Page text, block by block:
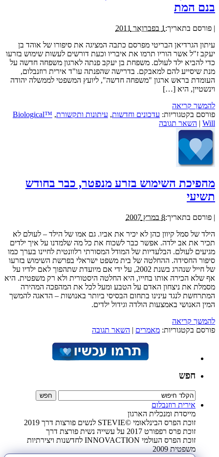
בנם המת
| פורסם בתאריך: 1 בפברואר 2011
עיתון הגרדיאן הבריטי מפרסם כתבה המציגה את סיפורו של אוהד בן
יעקב ז"ל אשר הוריו תרמו את איבריו וכעת דורשים לעשות שימוש בזרעו
כדי להביא ילד לעולם. משפחת בן יעקב פנתה לארגון משפחה חדשה על
מנת שיסייע להם למאבקם. בדרישה שהפנתה עו"ד אירית רוזנבלום,
העומדת בראש ארגון "משפחה חדשה", ליועץ המשפטי לממשלה יהודה
וינשטיין, היא […]
להמשך קריאה
פורסם בקטגוריות: עדכונים וחדשות, עיתונות ותקשורת,
™Biological
Will
| השאר תגובה
מהפיכת השימוש בזרע מנפטר, כבר בחודש
תשיעי
| פורסם בתאריך:8 במרץ 2007
הילד של סמל קיוון כהן לא יכיר את אביו. גם אמו של הילד – לעולם לא
תכיר את אב ילדה. אפשר כבר לשכוח את כל מה שלמדנו על איך ילדים
מגיעים לעולם. הבלעדיות של המודל המסורתי רלוונטית לחיינו בערך כמו
סיפור החסידה. ההחלטה של בית משפט ישראלי בפרשת השימוש בזרעו
של חייל שנהרג בשנת 2002, על ידי אם מיועדת שתהפוך לאם ילדיו על
אף שלא הכירה אותו בחייו, היא החלטה היסטורית ולא רק משפטית. היא
מסמלת את ניצחון האדם על הטבע ומעל לכל את המהפכה המהירה
המתרחשת לנגד עינינו בתחום הבסיסי ביותר באנושות – הדאגה להמשך
המין האנושי באמצעות הולדה וגידול ילדים.
להמשך קריאה
פורסם בקטגוריות: מאמרים | השאר תגובה
חפש
אירית רוזנבלום
מייסדת ומנכלית הארגון
זוכת הפרס הבינלאומי ©STEVIE לנשים פורצות דרך 2019
זוכת פרס רפפורט 2017 על עשייה נשית פורצת דרך
זוכת הפרס העולמי INNOVACTION לחדשנות ויצירתיות
משפטית 2009